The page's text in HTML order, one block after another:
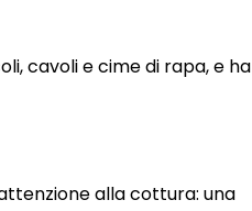
cavoli e cime di rapa, e ha
alla cottura: una